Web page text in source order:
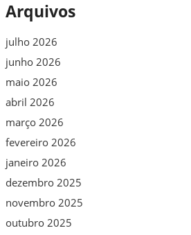
Arquivos
julho 2026
junho 2026
maio 2026
abril 2026
março 2026
fevereiro 2026
janeiro 2026
dezembro 2025
novembro 2025
outubro 2025